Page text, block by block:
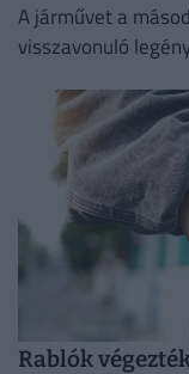
A járművet a
visszavonuló
Rablók